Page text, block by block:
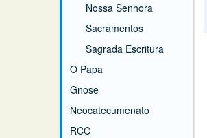
Nossa Senhora
Sacramentos
Sagrada Escritura
O Papa
Gnose
Neocatecumenato
RCC